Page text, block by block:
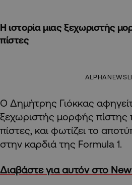
H ιστορία μιας ξεχωριστής
πίστες
Ο Δημήτρης Γιόκκας
ξεχωριστής μορφής πίστης
πίστες, και φωτίζει το
στην καρδιά της Formula 1.
Διαβάστε για αυτόν στο